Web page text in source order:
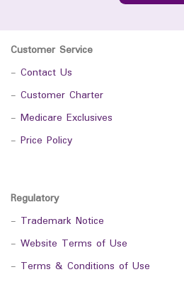
Customer Service
- Contact Us
- Customer Charter
- Medicare Exclusives
- Price Policy
Regulatory
- Trademark Notice
- Website Terms of Use
- Terms & Conditions of Use